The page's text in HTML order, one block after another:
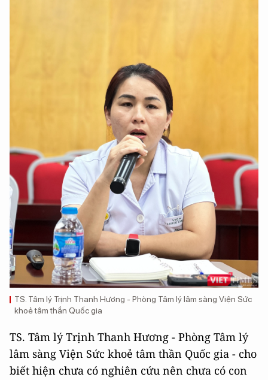
TS. Tâm lý Trịnh Thanh Hương - Phòng Tâm lý lâm sàng Viện Sức
khoẻ tâm thần Quốc gia
TS. Tâm lý Trịnh Thanh Hương - Phòng Tâm lý
lâm sàng Viện Sức khoẻ tâm thần Quốc gia - cho
biết hiện chưa có nghiên cứu nên chưa có con